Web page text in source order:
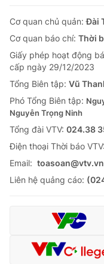
Cơ quan chủ quản:Đài
Cơ quan báo chí: Thời
Giấy phép hoạt động
cấp ngày 29/12/2023
Tổng Biên tập: Vũ
Phó Tổng Biên tập:
Nguyễn Trọng Ninh
Tổng đài VTV: 024.38
Ðiện thoại Thời báo VTV:
Email: toasoan@vtv.vn
Liên hệ quảng cáo: